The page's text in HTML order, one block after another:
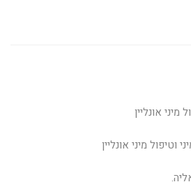
אונליין
וטיפול מיני אונליין